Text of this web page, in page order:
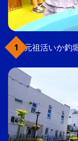
元祖活いか釣